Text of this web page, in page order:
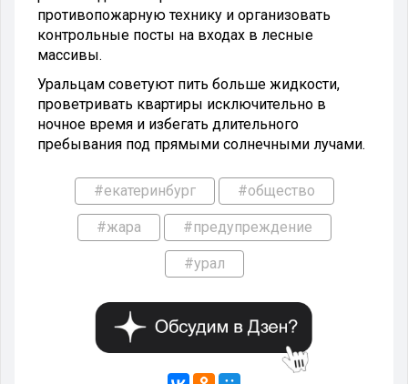
противопожарную технику и организовать
контрольные посты на входах в лесные
массивы.
Уральцам советуют пить больше жидкости,
проветривать квартиры исключительно в
ночное время и избегать длительного
пребывания под прямыми солнечными лучами.
#екатеринбург #общество
#жара #предупреждение
#урал